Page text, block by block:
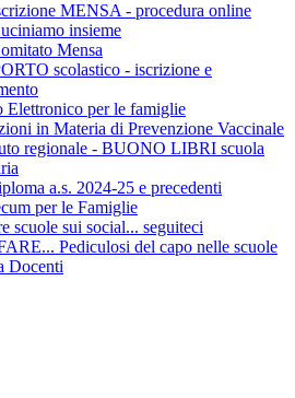
MENSA - procedura online
insieme
Mensa
scolastico - iscrizione e
Elettronico per le famiglie
in Materia di Prevenzione Vaccinale
regionale - BUONO LIBRI scuola
a.s. 2024-25 e precedenti
per le Famiglie
scuole sui social... seguiteci
Pediculosi del capo nelle scuole
Docenti